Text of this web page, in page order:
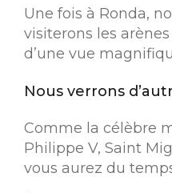
Une fois à Ronda,
visiterons les
d’une vue
Nous verrons
Comme la célèbre
Philippe V, Saint
vous aurez du